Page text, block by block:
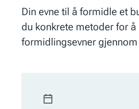
Din evne til å formidle et
du konkrete metoder for
formidlingsevner